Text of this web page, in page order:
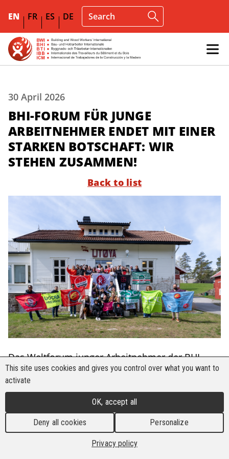
EN FR ES DE
30 April 2026
BHI-FORUM FÜR JUNGE
ARBEITNEHMER ENDET MIT EINER
STARKEN BOTSCHAFT: WIR
STEHEN ZUSAMMEN!
Back to list
Das Weltforum junger Arbeitnehmer der BHI
endete mit einer kraftvollen Botschaft, die
deutlich machte, wie stark sich die jungen
Arbeitnehmer der internationalen Solidarität
verpflichten, um die Demokratie zu verteidigen
und dem Aufstieg rechtsextremer Kräfte
This site uses cookies and gives you control over what you want to
activate
OK, accept all
Deny all cookies Personalize
Privacy policy